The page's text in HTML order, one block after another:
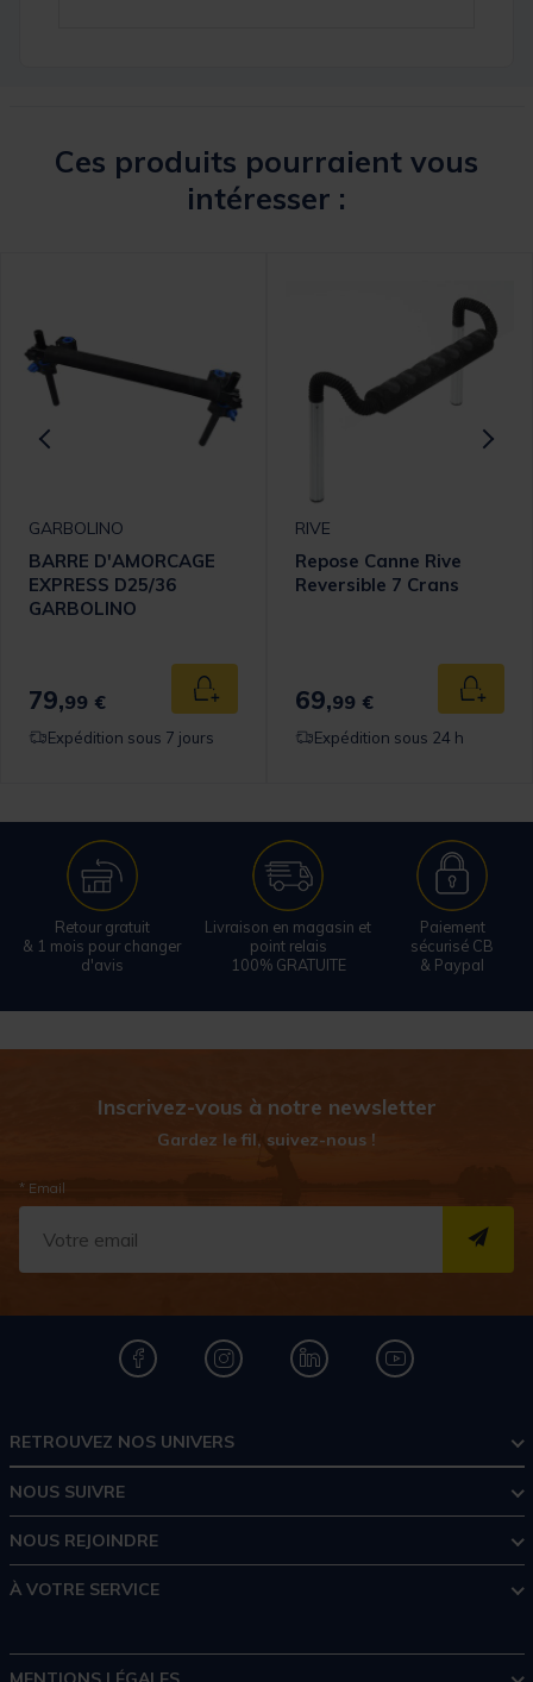
Ces produits pourraient vous
intéresser :
panier
GARBOLINO
BARRE D'AMORCAGE
EXPRESS D25/36
GARBOLINO
79,99 € Ajouter au panier
Expédition sous 7 jours
RIVE
Repose Canne Rive
Reversible 7 Crans
69,99 €
Expédition sous 24 h
Retour gratuit
& 1 mois pour changer
d'avis
Livraison en magasin et
point relais
100% GRATUITE
Paiement
sécurisé CB
& Paypal
Inscrivez-vous à notre newsletter
Gardez le fil, suivez-nous !
* Email
RETROUVEZ NOS UNIVERS
NOUS SUIVRE
NOUS REJOINDRE
À VOTRE SERVICE